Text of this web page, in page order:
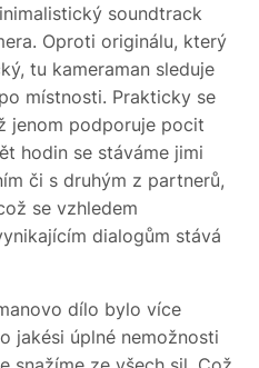
soundtrack
Oproti originálu, který
tu kameraman sleduje
místnosti. Prakticky se
jenom podporuje pocit
hodin se stáváme jimi
či s druhým z partnerů,
se vzhledem
dialogům stává
dílo bylo více
jakési úplné nemožnosti